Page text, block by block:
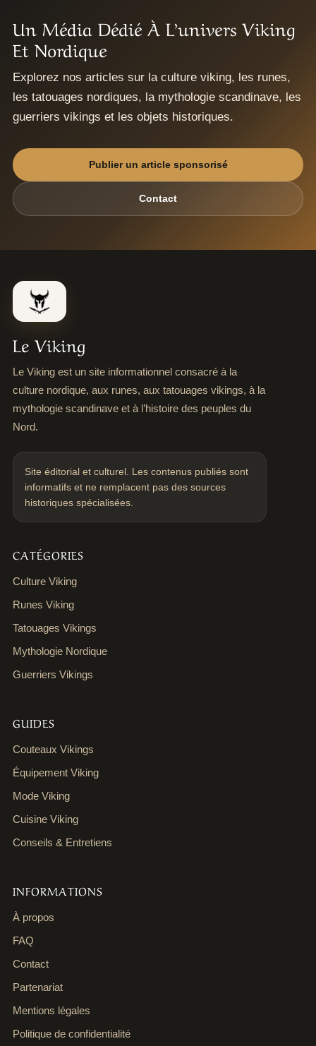
Un Média Dédié À L’univers Viking
Et Nordique
Explorez nos articles sur la culture viking, les runes,
les tatouages nordiques, la mythologie scandinave, les
guerriers vikings et les objets historiques.
Publier un article sponsorisé
Contact
Le Viking
Le Viking est un site informationnel consacré à la
culture nordique, aux runes, aux tatouages vikings, à la
mythologie scandinave et à l’histoire des peuples du
Nord.
Site éditorial et culturel. Les contenus publiés sont
informatifs et ne remplacent pas des sources
historiques spécialisées.
CATÉGORIES
Culture Viking
Runes Viking
Tatouages Vikings
Mythologie Nordique
Guerriers Vikings
GUIDES
Couteaux Vikings
Équipement Viking
Mode Viking
Cuisine Viking
Conseils & Entretiens
INFORMATIONS
À propos
FAQ
Contact
Partenariat
Mentions légales
Politique de confidentialité